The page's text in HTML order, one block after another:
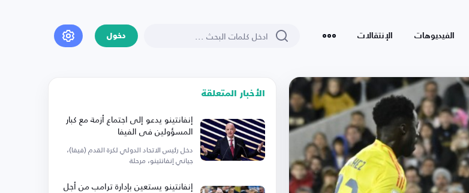
الفيديوهات الإنتقالات دخول
الأخبار المتعلقة
إنفانتينو يدعو إلى اجتماع أزمة مع كبار
المسؤولين في الفيفا
دخل رئيس الاتحاد الدولي لكرة القدم (فيفا)،
جياني إنفانتينو، مرحلة
إنفانتينو يستعين بإدارة ترامب من أجل